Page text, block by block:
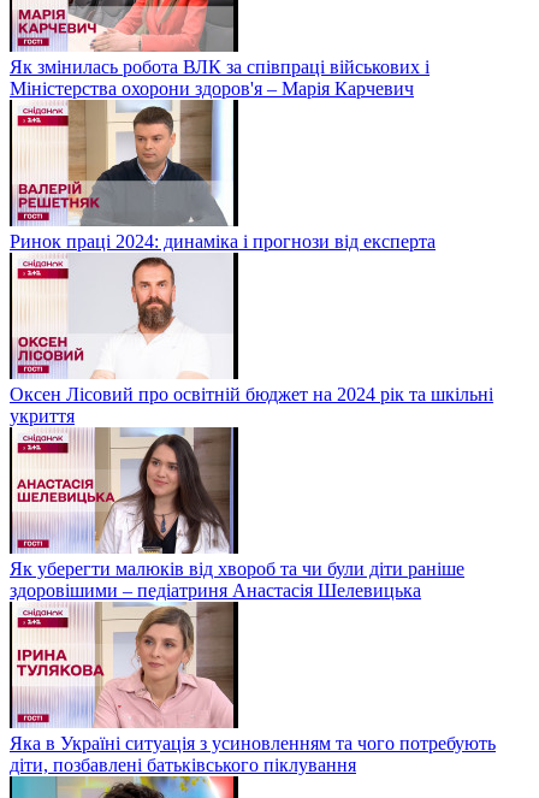
Як змінилась робота ВЛК за співпраці військових і
Міністерства охорони здоров'я – Марія Карчевич
Ринок праці 2024: динаміка і прогнози від експерта
Оксен Лісовий про освітній бюджет на 2024 рік та шкільні
укриття
Як уберегти малюків від хвороб та чи були діти раніше
здоровішими – педіатриня Анастасія Шелевицька
Яка в Україні ситуація з усиновленням та чого потребують
діти, позбавлені батьківського піклування